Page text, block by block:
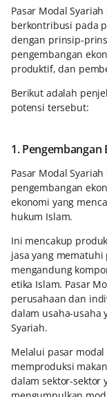
Pasar Modal
berkontribusi pada
dengan prinsip-
pengembangan
produktif, dan
Berikut adalah
potensi tersebut:
1. Pengembangan
Pasar Modal
pengembangan
ekonomi yang
hukum Islam.
Ini mencakup
jasa yang
mengandung
etika Islam. Pasar
perusahaan dan
dalam usaha-usaha
Syariah.
Melalui pasar
memproduksi
dalam sektor-sektor